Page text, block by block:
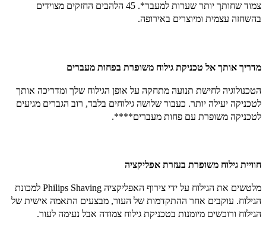
צמוד שחותך יותר שערות למעבר*. 45 הלהבים החזקים מצוידים
בהשחזה עצמית ומיוצרים באירופה.
מדריך אותך אל טכניקת גילוח משופרת בפחות מעברים
הטכנולוגיה לחישת תנועה מתחקה על אופן הגילוח שלך ומדריכה אותך
לטכניקה יעילה יותר. כעבור שלושה גילוחים בלבד, רוב הגברים מגיעים
לטכניקה משופרת עם פחות מעברים****.
חוויית גילוח משופרת בעזרת אפליקציה
מלטשים את הגילוח על ידי צירוף האפליקציה Philips Shaving למכונת
הגילוח. עוקבים אחר ההתקדמות של העור, מבצעים התאמה אישית של
הגילוח ורוכשים מיומנות בטכניקת גילוח צמודה אבל נעימה לעור.